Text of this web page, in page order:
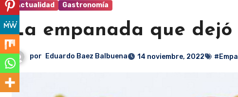
Actualidad Gastronomía
La empanada que
por Eduardo Baez Balbuena 14 noviembre, 2022